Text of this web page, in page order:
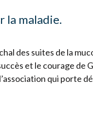
la maladie.
des suites de la
et le courage
qui porte